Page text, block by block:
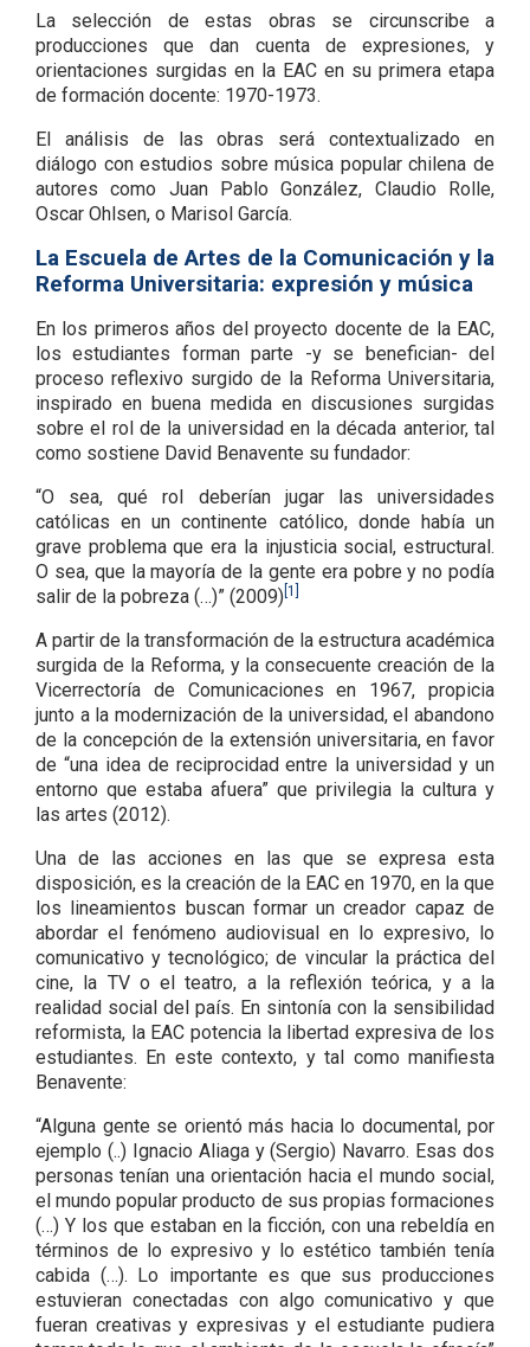
La selección de estas obras se circunscribe a
producciones que dan cuenta de expresiones, y
orientaciones surgidas en la EAC en su primera etapa
de formación docente: 1970-1973.
El análisis de las obras será contextualizado en
diálogo con estudios sobre música popular chilena de
autores como Juan Pablo González, Claudio Rolle,
Oscar Ohlsen, o Marisol García.
La Escuela de Artes de la Comunicación y la
Reforma Universitaria: expresión y música
En los primeros años del proyecto docente de la EAC,
los estudiantes forman parte -y se benefician- del
proceso reflexivo surgido de la Reforma Universitaria,
inspirado en buena medida en discusiones surgidas
sobre el rol de la universidad en la década anterior, tal
como sostiene David Benavente su fundador:
“O sea, qué rol deberían jugar las universidades
católicas en un continente católico, donde había un
grave problema que era la injusticia social, estructural.
O sea, que la mayoría de la gente era pobre y no podía
salir de la pobreza (…)” (2009) [1]
A partir de la transformación de la estructura académica
surgida de la Reforma, y la consecuente creación de la
Vicerrectoría de Comunicaciones en 1967, propicia
junto a la modernización de la universidad, el abandono
de la concepción de la extensión universitaria, en favor
de “una idea de reciprocidad entre la universidad y un
entorno que estaba afuera” que privilegia la cultura y
las artes (2012).
Una de las acciones en las que se expresa esta
disposición, es la creación de la EAC en 1970, en la que
los lineamientos buscan formar un creador capaz de
abordar el fenómeno audiovisual en lo expresivo, lo
comunicativo y tecnológico; de vincular la práctica del
cine, la TV o el teatro, a la reflexión teórica, y a la
realidad social del país. En sintonía con la sensibilidad
reformista, la EAC potencia la libertad expresiva de los
estudiantes. En este contexto, y tal como manifiesta
Benavente:
“Alguna gente se orientó más hacia lo documental, por
ejemplo (..) Ignacio Aliaga y (Sergio) Navarro. Esas dos
personas tenían una orientación hacia el mundo social,
el mundo popular producto de sus propias formaciones
(…) Y los que estaban en la ficción, con una rebeldía en
términos de lo expresivo y lo estético también tenía
cabida (…). Lo importante es que sus producciones
estuvieran conectadas con algo comunicativo y que
fueran creativas y expresivas y el estudiante pudiera